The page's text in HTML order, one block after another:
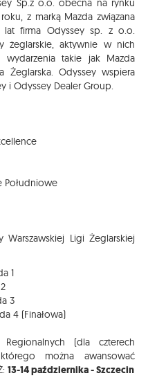
Sp.z o.o. obecna na rynku
z marką Mazda związana
firma Odyssey sp. z o.o.
żeglarskie, aktywnie w nich
wydarzenia takie jak Mazda
Żeglarska. Odyssey wspiera
i Odyssey Dealer Group.
Południowe
Warszawskiej Ligi Żeglarskiej
1
3
4 (Finałowa)
(dla czterech
można awansować
13-14 października - Szczecin